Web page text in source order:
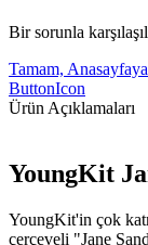
Bir sorunla
Tamam,
ButtonIcon
Ürün Açıklamaları
YoungKit
YoungKit'in çok
çerçeveli "Jane